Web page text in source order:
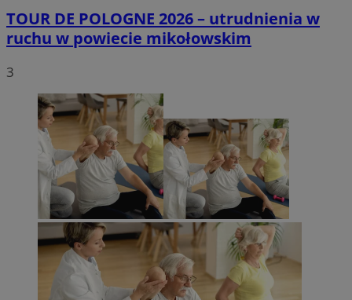
TOUR DE POLOGNE 2026 – utrudnienia w
ruchu w powiecie mikołowskim
3